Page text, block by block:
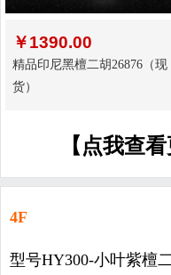
￥1390.00
精品印尼黑檀二胡26876（现
货）
【点我查
4F
型号HY300-小叶紫檀